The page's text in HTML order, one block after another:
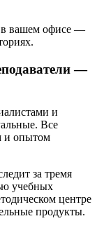
в вашем офисе —
—
и
Все
и опытом
за тремя
учебных
центре
продукты.